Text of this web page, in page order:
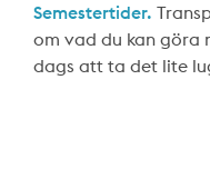
Semestertider.
om vad du kan göra
dags att ta det lite